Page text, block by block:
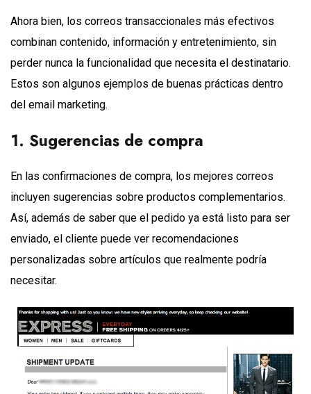
Ahora bien, los correos transaccionales más efectivos
combinan contenido, información y entretenimiento, sin
perder nunca la funcionalidad que necesita el destinatario.
Estos son algunos ejemplos de buenas prácticas dentro
del email marketing.
1. Sugerencias de compra
En las confirmaciones de compra, los mejores correos
incluyen sugerencias sobre productos complementarios.
Así, además de saber que el pedido ya está listo para ser
enviado, el cliente puede ver recomendaciones
personalizadas sobre artículos que realmente podría
necesitar.